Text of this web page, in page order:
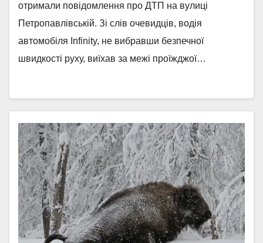
отримали повідомлення про ДТП на вулиці
Петропавлівській. Зі слів очевидців, водія
автомобіля Infinity, не вибравши безпечної
швидкості руху, виїхав за межі проїжджої…